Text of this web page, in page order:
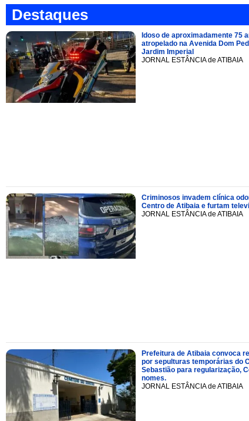
Destaques
Idoso de aproximadamente 75
atropelado na Avenida Dom
Jardim Imperial
JORNAL ESTÂNCIA de ATIBAIA
Criminosos invadem clínica
Centro de Atibaia e furtam
JORNAL ESTÂNCIA de ATIBAIA
Prefeitura de Atibaia convoca
por sepulturas temporárias do
Sebastião para regularização,
nomes.
JORNAL ESTÂNCIA de ATIBAIA